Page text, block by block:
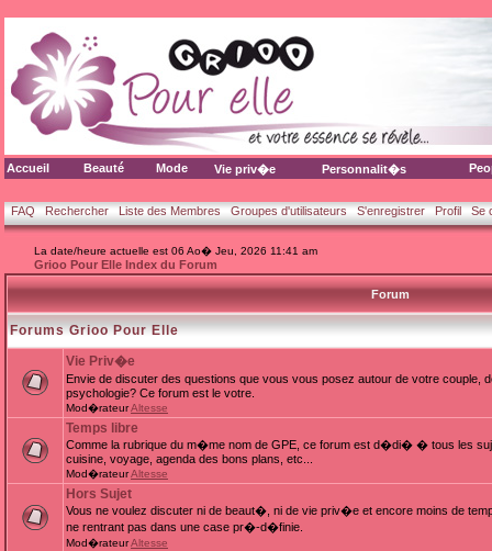
Accueil Beauté Mode Vie priv�e Personnalit�s
FAQ Rechercher Liste des Membres Groupes d'utilisateurs S'enregistrer Profil Se
La date/heure actuelle est 06 Ao� Jeu, 2026 11:41 am
Grioo Pour Elle Index du Forum
Forum
Forums Grioo Pour Elle
Vie Priv�e
Envie de discuter des questions que vous vous posez autour de votre
psychologie? Ce forum est le votre.
Mod�rateurAltesse
Temps libre
Comme la rubrique du m�me nom de GPE, ce forum est d�di� � tous les
cuisine, voyage, agenda des bons plans, etc...
Mod�rateurAltesse
Hors Sujet
Vous ne voulez discuter ni de beaut�, ni de vie priv�e et encore moins de
ne rentrant pas dans une case pr�-d�finie.
Mod�rateurAltesse